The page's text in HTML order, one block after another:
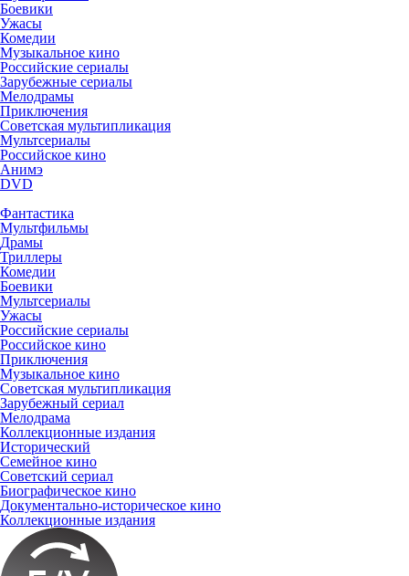
Боевики
Ужасы
Комедии
Музыкальное кино
Российские сериалы
Зарубежные сериалы
Мелодрамы
Приключения
Советская мультипликация
Мультсериалы
Российское кино
Анимэ
DVD
Фантастика
Мультфильмы
Драмы
Триллеры
Комедии
Боевики
Мультсериалы
Ужасы
Российские сериалы
Российское кино
Приключения
Музыкальное кино
Советская мультипликация
Зарубежный сериал
Мелодрама
Коллекционные издания
Исторический
Семейное кино
Советский сериал
Биографическое кино
Документально-историческое кино
Коллекционные издания